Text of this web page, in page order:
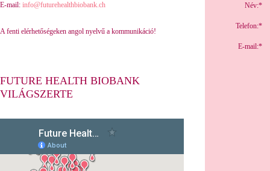
E-mail: info@futurehealthbiobank.ch
A fenti elérhetőségeken angol nyelvű a kommunikáció!
FUTURE HEALTH BIOBANK
VILÁGSZERTE
Név:*
Telefon:*
E-mail:*